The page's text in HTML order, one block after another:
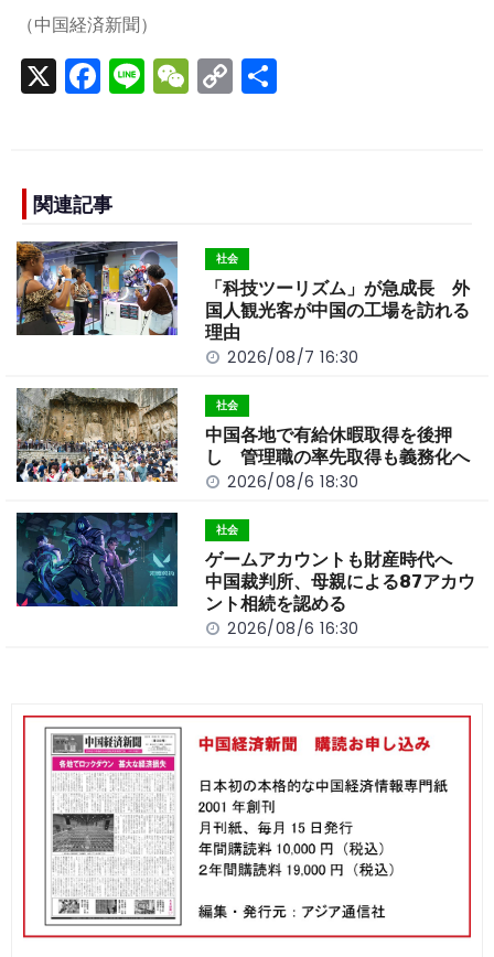
（中国経済新聞）
X F
a
e
b
o
o
k
Li
n
W
e
C
o
n
k
関連記事
社会
「科技ツーリズム」が急成長 外
国人観光客が中国の工場を訪れる
理由
2026/08/7 16:30
社会
中国各地で有給休暇取得を後押
し 管理職の率先取得も義務化へ
2026/08/6 18:30
社会
ゲームアカウントも財産時代へ
中国裁判所、母親による87アカウ
ント相続を認める
2026/08/6 16:30